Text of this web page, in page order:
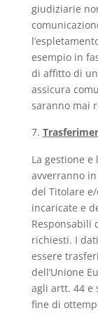
giudiziarie
esempio in
di affitto di
assicura
saranno mai
La gestione
avverranno
del Titolare e/
incaricate e
Responsabili
richiesti. I
essere
dell’Unione
agli artt. 44 e
fine di